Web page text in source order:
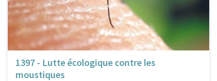
1397 - Lutte écologique contre les
moustiques